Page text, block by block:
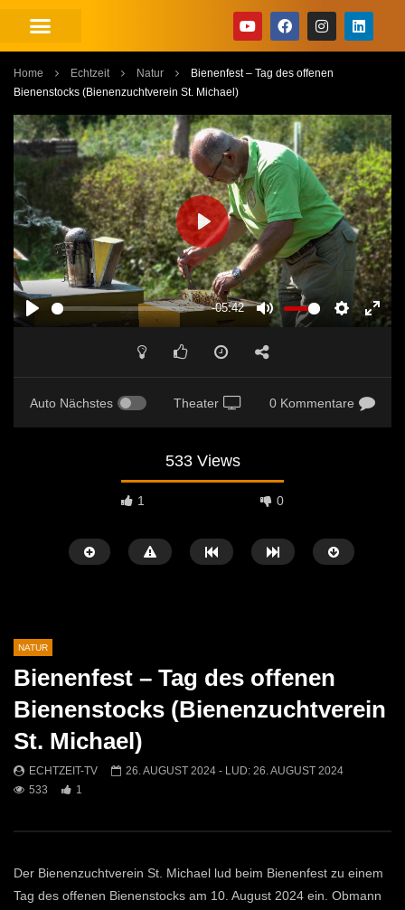
Home Echtzeit Natur
Bienenfest – Tag des offenen
Bienenstocks (Bienenzuchtverein St. Michael)
PLAY
-05:42
MUTE SETTINGS
PLAY
Auto Nächstes Theater 0 Kommentare
533 Views
1 0
Rekorde & Sensationelles
ECHTZEIT-TV
21. OKTOBER 2025
412
1
552
0
NATUR
Bienenfest – Tag des offenen
Bienenstocks (Bienenzuchtverein
St. Michael)
ECHTZEIT-TV 26. AUGUST 2024 - LUD: 26. AUGUST 2024
533
1
Der Bienenzuchtverein St. Michael lud beim Bienenfest zu einem
Tag des offenen Bienenstocks am 10. August 2024 ein. Obmann